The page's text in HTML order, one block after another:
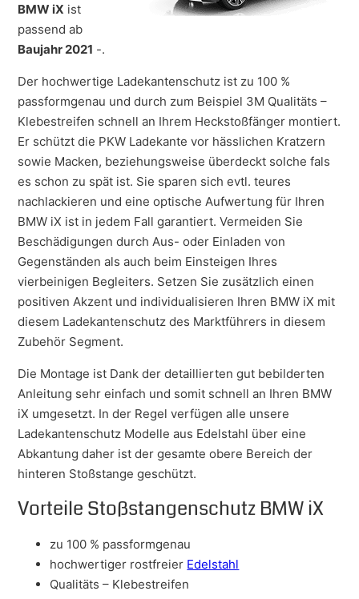
BMW iX ist
passend ab
Baujahr 2021 -.
Der hochwertige Ladekantenschutz ist zu 100 %
passformgenau und durch zum Beispiel 3M Qualitäts –
Klebestreifen schnell an Ihrem Heckstoßfänger montiert.
Er schützt die PKW Ladekante vor hässlichen Kratzern
sowie Macken, beziehungsweise überdeckt solche fals
es schon zu spät ist. Sie sparen sich evtl. teures
nachlackieren und eine optische Aufwertung für Ihren
BMW iX ist in jedem Fall garantiert. Vermeiden Sie
Beschädigungen durch Aus- oder Einladen von
Gegenständen als auch beim Einsteigen Ihres
vierbeinigen Begleiters. Setzen Sie zusätzlich einen
positiven Akzent und individualisieren Ihren BMW iX mit
diesem Ladekantenschutz des Marktführers in diesem
Zubehör Segment.
Die Montage ist Dank der detaillierten gut bebilderten
Anleitung sehr einfach und somit schnell an Ihren BMW
iX umgesetzt. In der Regel verfügen alle unsere
Ladekantenschutz Modelle aus Edelstahl über eine
Abkantung daher ist der gesamte obere Bereich der
hinteren Stoßstange geschützt.
Vorteile Stoßstangenschutz BMW iX
zu 100 % passformgenau
hochwertiger rostfreier Edelstahl
Qualitäts – Klebestreifen